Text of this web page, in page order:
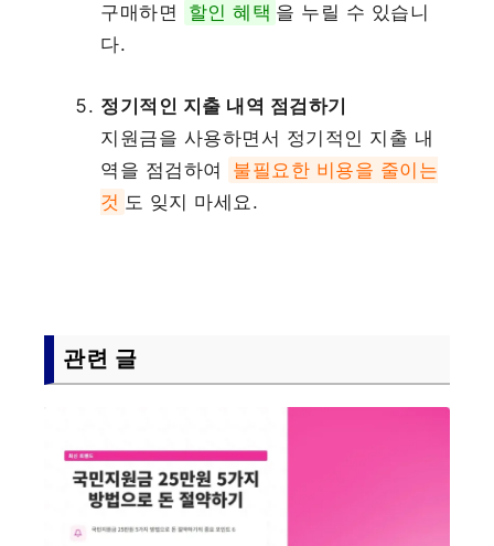
구매하면
할인 혜택 을 누릴 수 있습니
다.
정기적인 지출 내역 점검하기
지원금을 사용하면서 정기적인 지출 내
역을 점검하여
불필요한 비용을 줄이는
것 도 잊지 마세요.
관련 글